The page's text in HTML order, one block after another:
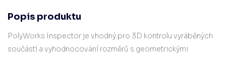
Popis produktu
PolyWorks Inspector je vhodný pro 3D kontrolu vyráběných
součástí a vyhodnocování rozměrů s geometrickými